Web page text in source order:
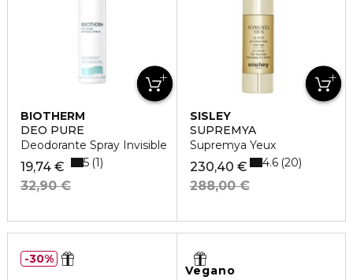
BIOTHERM
DEO PURE
Deodorante Spray Invisible
19,74 €
32,90 €
5 1
SISLEY
SUPREMYA
Supremya Yeux
230,40 €
288,00 €
4.6 20
30%
Vegano